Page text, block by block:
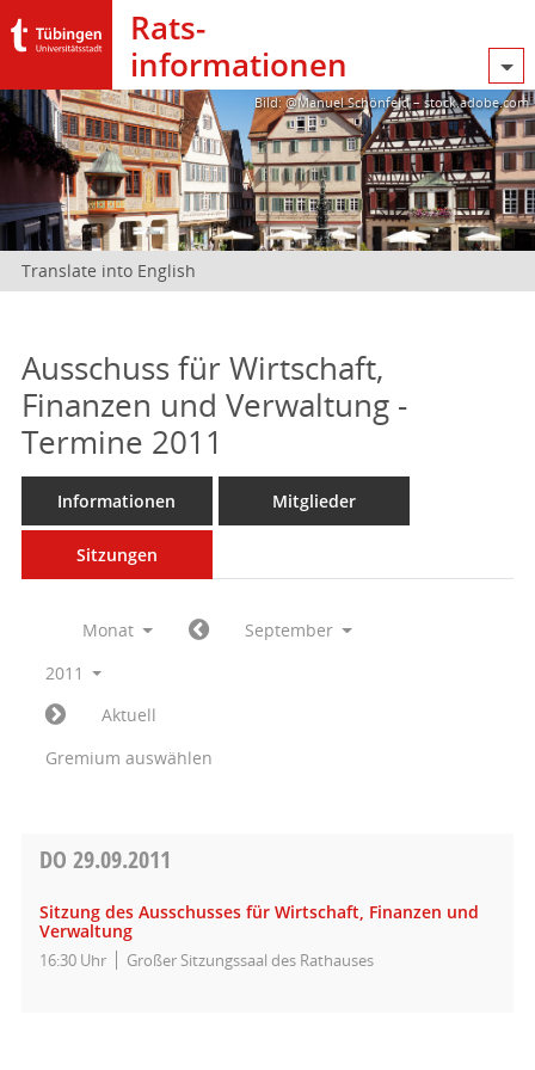
Rats­
informationen
Bild: @Manuel Schönfeld – stock.adobe.com
Translate into English
Ausschuss für Wirtschaft,
Finanzen und Verwaltung -
Termine 2011
Informationen Mitglieder
Sitzungen
Monat
September
2011
Aktuell
Gremium auswählen
DO 29.09.2011
Sitzung des Ausschusses für Wirtschaft, Finanzen und
Verwaltung
16:30 Uhr Großer Sitzungssaal des Rathauses